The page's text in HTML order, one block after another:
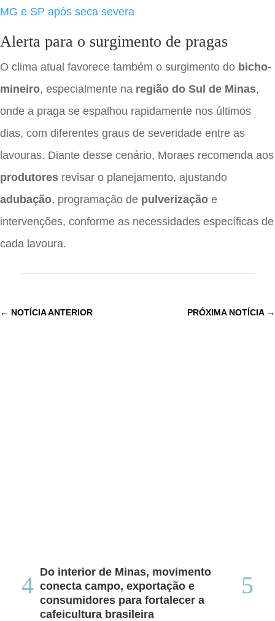
MG e SP após seca severa
Alerta para o surgimento de pragas
O clima atual favorece também o surgimento do bicho-
mineiro, especialmente na região do Sul de Minas,
onde a praga se espalhou rapidamente nos últimos
dias, com diferentes graus de severidade entre as
lavouras. Diante desse cenário, Moraes recomenda aos
produtores revisar o planejamento, ajustando
adubação, programação de pulverização e
intervenções, conforme as necessidades específicas de
cada lavoura.
← NOTÍCIA ANTERIOR PRÓXIMA NOTÍCIA→
Do interior de Minas, movimento
conecta campo, exportação e
consumidores para fortalecer a
cafeicultura brasileira